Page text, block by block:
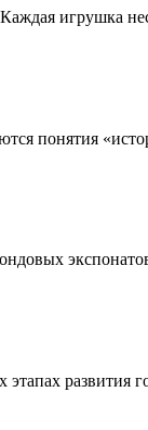
игрушка
понятия
этапах развития